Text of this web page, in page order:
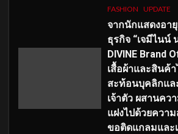
FASHION UPDATE
จากนักแสดงอา
ธุรกิจ “เจมีไนน์
DIVINE Brand
เสื้อผ้าและสินค้
สะท้อนบุคลิกแ
เจ้าตัว ผสานคว
แฝงไปด้วยควา
ขอติดแกลมและ